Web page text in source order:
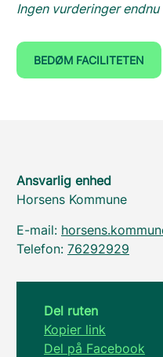
Ingen vurderinger endnu
BEDØM FACILITETEN
Ansvarlig enhed
Horsens Kommune
E-mail:
Telefon: 76292929
Del ruten
Kopier link
Del på Facebook